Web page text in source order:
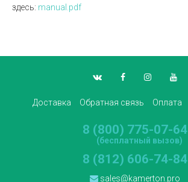
здесь: manual.pdf
Доставка Обратная связь Оплата
8 (800) 775-07-64
(бесплатный вызов)
8 (812) 606-74-84
sales@kamerton.pro